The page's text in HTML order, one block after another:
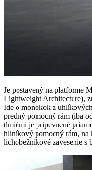
Je postavený na platforme
Lightweight Architecture),
Ide o monokok z
predný pomocný rám (iba
tlmičmi je pripevnené
hliníkový pomocný rám, na
lichobežníkové zavesenie s